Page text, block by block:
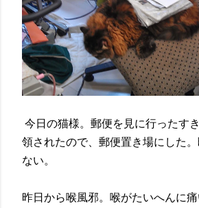
今日の猫様。郵便を見に行ったす
領されたので、郵便置き場にした
ない。
昨日から喉風邪。喉がたいへんに